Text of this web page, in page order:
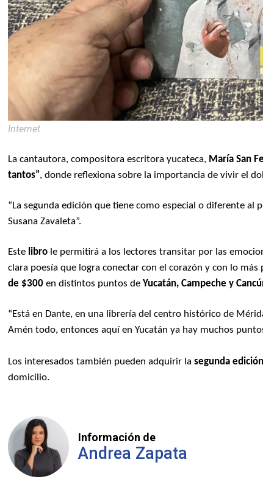
Internet
La cantautora, compositora escritora yucateca, María San
tantos”, donde reflexiona sobre la importancia de vivir el
“La segunda edición que tiene como especial o diferente
Susana Zavaleta”.
Este libro le permitirá a los lectores transitar por las
clara poesía que logra conectar con el corazón y con lo
de $300 en distintos puntos deYucatán, Campeche y
“Está en Dante, en una librería del centro histórico de
Amén todo, entonces aquí en Yucatán ya hay muchos
Los interesados también pueden adquirir lasegunda edición
domicilio.
Información de
Andrea Zapata